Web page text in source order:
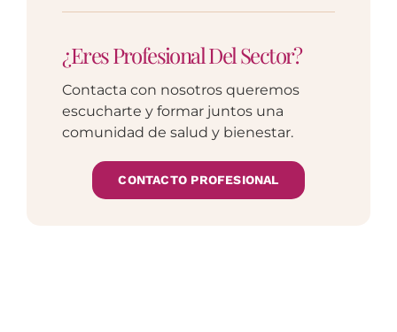
¿Eres Profesional Del Sector?
Contacta con nosotros queremos
escucharte y formar juntos una
comunidad de salud y bienestar.
CONTACTO PROFESIONAL